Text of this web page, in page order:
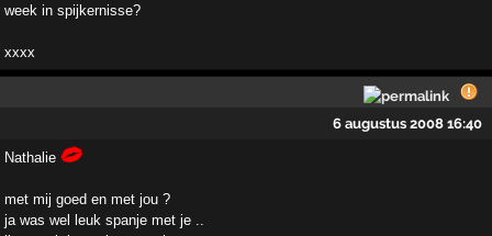
week in spijkernisse?
xxxx
6 augustus 2008 16:40
Nathalie
met mij goed en met jou ?
ja was wel leuk spanje met je ..